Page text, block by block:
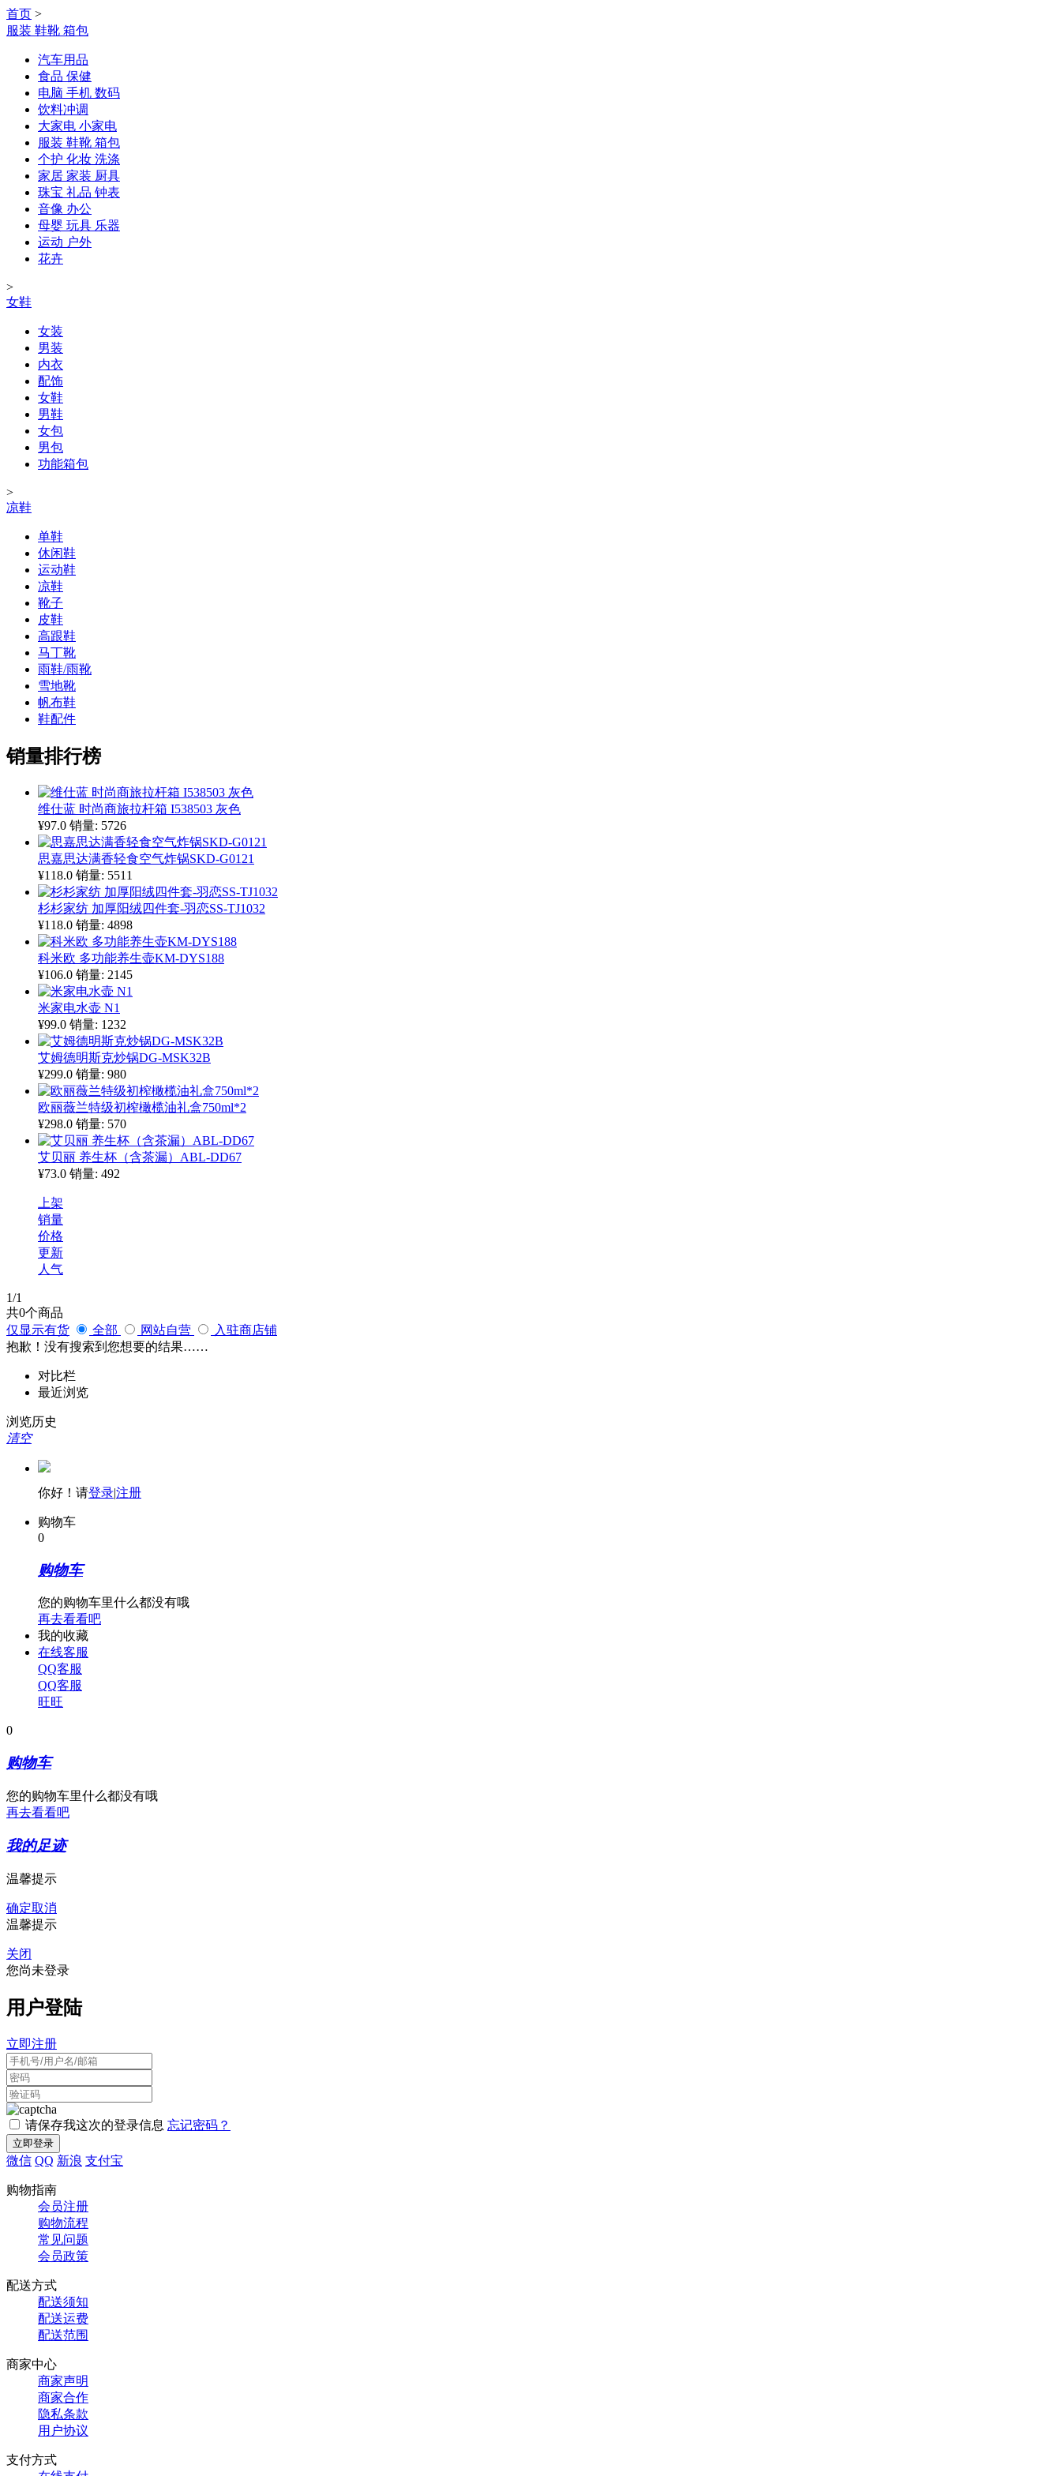
首页 >
服装 鞋靴 箱包
汽车用品
食品 保健
电脑 手机 数码
饮料冲调
大家电 小家电
服装 鞋靴 箱包
个护 化妆 洗涤
家居 家装 厨具
珠宝 礼品 钟表
音像 办公
母婴 玩具 乐器
运动 户外
花卉
>
女鞋
女装
男装
内衣
配饰
女鞋
男鞋
女包
男包
功能箱包
>
凉鞋
单鞋
休闲鞋
运动鞋
凉鞋
靴子
皮鞋
高跟鞋
马丁靴
雨鞋/雨靴
雪地靴
帆布鞋
鞋配件
销量排行榜
维仕蓝 时尚商旅拉杆箱 I538503 灰色
¥97.0 销量: 5726
思嘉思达满香轻食空气炸锅SKD-G0121
¥118.0 销量: 5511
杉杉家纺 加厚阳绒四件套-羽恋SS-TJ1032
¥118.0 销量: 4898
科米欧 多功能养生壶KM-DYS188
¥106.0 销量: 2145
米家电水壶 N1
¥99.0 销量: 1232
艾姆德明斯克炒锅DG-MSK32B
¥299.0 销量: 980
欧丽薇兰特级初榨橄榄油礼盒750ml*2
¥298.0 销量: 570
艾贝丽 养生杯（含茶漏）ABL-DD67
¥73.0 销量: 492
上架
销量
价格
更新
人气
1/1
共0个商品
仅显示有货
全部 网站自营
入驻商店铺
抱歉！没有搜索到您想要的结果……
对比栏
最近浏览
浏览历史
清空
你好！请登录|注册
购物车
0
购物车
您的购物车里什么都没有哦
再去看看吧
我的收藏
在线客服
QQ客服
QQ客服
旺旺
0
购物车
您的购物车里什么都没有哦
再去看看吧
我的足迹
温馨提示
确定取消
温馨提示
关闭
您尚未登录
用户登陆
立即注册
请保存我这次的登录信息 忘记密码？
微信 QQ 新浪 支付宝
购物指南
会员注册
购物流程
常见问题
会员政策
配送方式
配送须知
配送运费
配送范围
商家中心
商家声明
商家合作
隐私条款
用户协议
支付方式